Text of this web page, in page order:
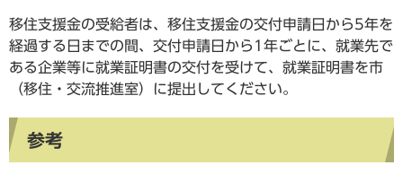
移住支援金の受給者は、移住支援金の交付申請日から5年を
経過する日までの間、交付申請日から1年ごとに、就業先で
ある企業等に就業証明書の交付を受けて、就業証明書を市
（移住・交流推進室）に提出してください。
参考